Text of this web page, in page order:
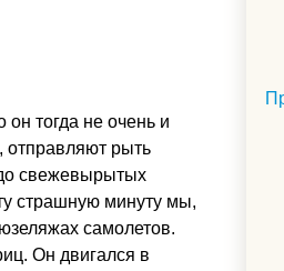
тогда не очень и
отправляют рыть
свежевырытых
страшную минуту мы,
самолетов.
Он двигался в